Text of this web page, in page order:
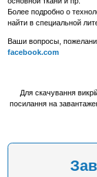
Более подробно о
найти в специальной
Ваши вопросы,
facebook.com
Для скачування
посилання на